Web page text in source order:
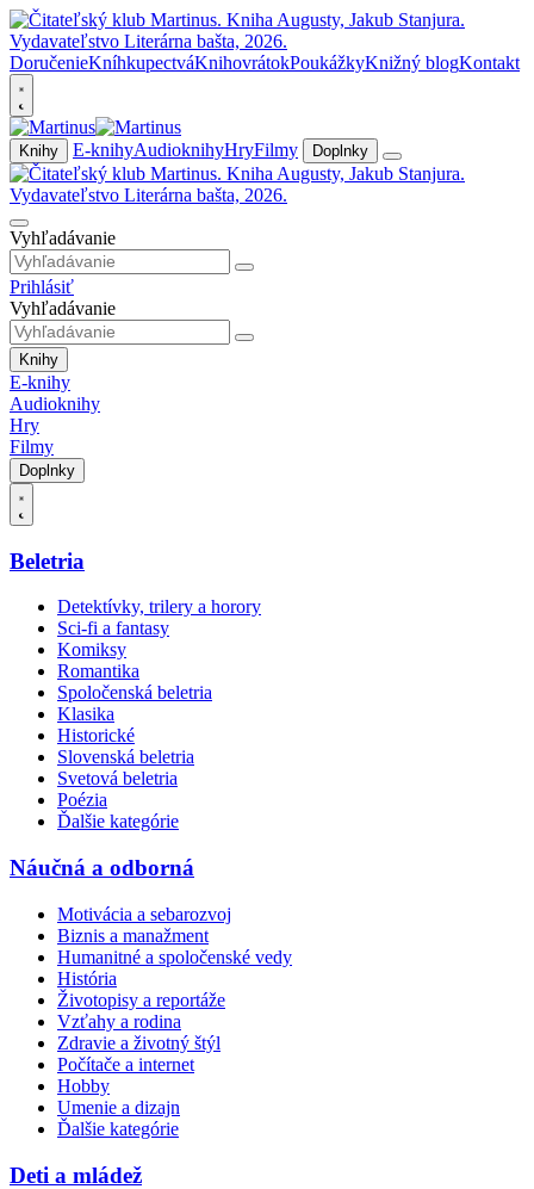
DoručenieKníhkupectváKnihovrátokPoukážkyKnižný blogKontakt
Knihy E-knihyAudioknihyHryFilmy Doplnky
Vyhľadávanie
Prihlásiť
Vyhľadávanie
Knihy
E-knihy
Audioknihy
Hry
Filmy
Doplnky
Beletria
Detektívky, trilery a horory
Sci-fi a fantasy
Komiksy
Romantika
Spoločenská beletria
Klasika
Historické
Slovenská beletria
Svetová beletria
Poézia
Ďalšie kategórie
Náučná a odborná
Motivácia a sebarozvoj
Biznis a manažment
Humanitné a spoločenské vedy
História
Životopisy a reportáže
Vzťahy a rodina
Zdravie a životný štýl
Počítače a internet
Hobby
Umenie a dizajn
Ďalšie kategórie
Deti a mládež